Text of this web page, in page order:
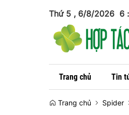
Thứ 5 , 6/8/2026 6 :
Trang chủ Tin
Trang chủ Spider